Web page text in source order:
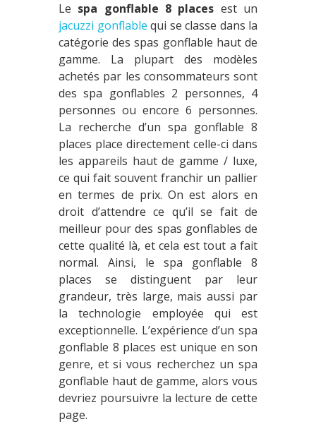
Le spa gonflable 8 places est un
jacuzzi gonflable qui se classe dans la
catégorie des spas gonflable haut de
gamme. La plupart des modèles
achetés par les consommateurs sont
des spa gonflables 2 personnes, 4
personnes ou encore 6 personnes.
La recherche d’un spa gonflable 8
places place directement celle-ci dans
les appareils haut de gamme / luxe,
ce qui fait souvent franchir un pallier
en termes de prix. On est alors en
droit d’attendre ce qu’il se fait de
meilleur pour des spas gonflables de
cette qualité là, et cela est tout a fait
normal. Ainsi, le spa gonflable 8
places se distinguent par leur
grandeur, très large, mais aussi par
la technologie employée qui est
exceptionnelle. L’expérience d’un spa
gonflable 8 places est unique en son
genre, et si vous recherchez un spa
gonflable haut de gamme, alors vous
devriez poursuivre la lecture de cette
page.